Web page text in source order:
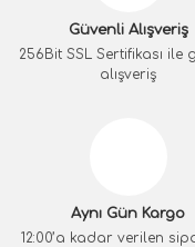
Güvenli Alışveriş
256Bit SSL Sertifikası ile
alışveriş
Aynı Gün Kargo
12:00’a kadar verilen